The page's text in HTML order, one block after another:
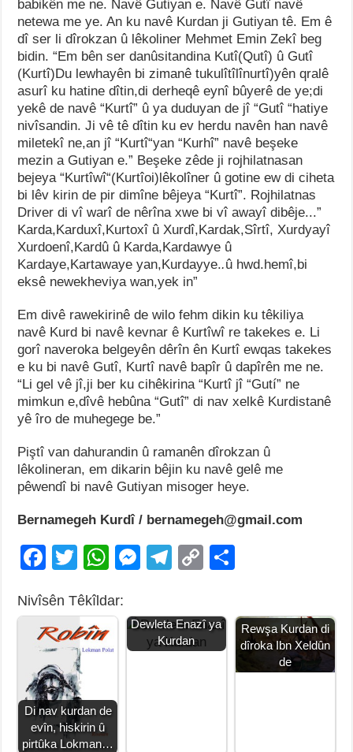
babikên me ne. Navê Gutiyan e. Navê Gutî navê
netewa me ye. An ku navê Kurdan ji Gutiyan tê. Em ê
dî ser li dîrokzan û lêkoliner Mehmet EminZekî beg
bidin.“Em bên ser danûsitandina Kutî(Qutî) û Gutî
(Kurtî)Du lewhayên bi zimanê tukulîtîlînurtî)yên qralê
asurî ku hatine dîtin,di derheqê eynî bûyerê de ye;di
yekê de navê “Kurtî” û ya duduyan de jî “Gutî “hatiye
nivîsandin.Ji vê tê dîtin ku ev herdu navên han navê
miletekî ne,an jî“Kurtî“yan“Kurhî” navê beşeke
mezin a Gutiyan e.” Beşeke zêde ji rojhilatnasan
bejeya“Kurtîwî“(Kurtîoi)lêkolîner û gotine ew di ciheta
bi lêv kirin de pir dimîne bêjeya “Kurtî”. Rojhilatnas
Driver di vî warî de nêrîna xwe bi vî awayî dibêje...”
Karda,Karduxî,Kurtoxî û Xurdî,Kardak,Sîrtî, Xurdyayî
Xurdoenî,Kardû û Karda,Kardawye û
Kardaye,Kartawaye yan,Kurdayye..û hwd.hemî,bi
eksê newekheviya wan,yek in”
Em divê rawekirinê de wilo fehm dikin ku têkiliya
navê Kurd bi navê kevnar ê Kurtîwî re takekes e. Li
gorî naveroka belgeyêndêrîn ên Kurtî ewqas takekes
e ku bi navê Gutî, Kurtî navê bapîr û dapîrên me ne.
“Li gel vê jî,ji ber ku cihêkirina “Kurtî jî “Gutí” ne
mimkun e,dîvê hebûna“Gutî”di nav xelkê Kurdistanê
yê îro de muhegege be.”
Piştî van dahurandin û ramanên dîrokzan û
lêkolineran,em dikarin bêjin ku navê gelê me
pêwendî bi navê Gutiyan misoger heye.
Bernamegeh Kurdî / bernamegeh@gmail.com
F
c
e
b
o
o
k
T
tt
er
W
at
s
A
p
M
e
n
T
gr
a
C
y
Li
e
Nivîsên Têkîldar:
Di nav kurdan de
evîn, hiskirin û
pirtûka Lokman…
Dewleta Enazî ya
Kurdan
Rewşa Kurdan di
dîroka Ibn Xeldûn
de